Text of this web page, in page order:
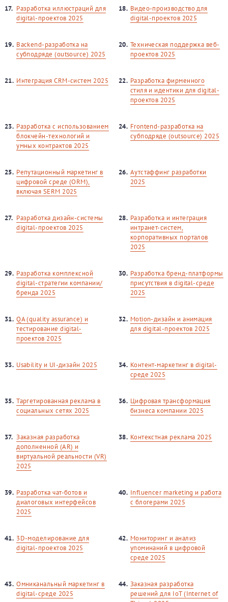
17. Разработка иллюстраций для
digital-проектов 2025
18. Видео-производство для
digital-проектов 2025
19. Backend-разработка на
субподряде (outsource) 2025
20. Техническая поддержка веб-
проектов 2025
21. Интеграция CRM-систем 2025 22. Разработка фирменного
стиля и идентики для digital-
проектов 2025
23. Разработка с использованием
блокчейн-технологий и
умных контрактов 2025
24. Frontend-разработка на
субподряде (outsource) 2025
25. Репутационный маркетинг в
цифровой среде (ORM),
включая SERM 2025
26. Аутстаффинг разработки
2025
27. Разработка дизайн-системы
digital-проектов 2025
28. Разработка и интеграция
интранет-систем,
корпоративных порталов
2025
29. Разработка комплексной
digital-стратегии компании/
бренда 2025
30. Разработка бренд-платформы
присутствия в digital-среде
2025
31. QA (quality assurance) и
тестирование digital-
проектов 2025
32. Motion-дизайн и анимация
для digital-проектов 2025
33. Usability и UI-дизайн 2025 34. Контент-маркетинг в digital-
среде 2025
35. Таргетированная реклама в
социальных сетях 2025
36. Цифровая трансформация
бизнеса компании 2025
37. Заказная разработка
дополненной (AR) и
виртуальной реальности (VR)
2025
38. Контекстная реклама 2025
39. Разработка чат-ботов и
диалоговых интерфейсов
2025
40. Influencer marketing и работа
с блогерами 2025
41. 3D-моделирование для
digital-проектов 2025
42. Мониторинг и анализ
упоминаний в цифровой
среде 2025
43. Омниканальный маркетинг в
digital-среде 2025
44. Заказная разработка
решений для IoT (Internet of